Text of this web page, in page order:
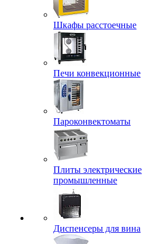
Шкафы расстоечные
Печи конвекционные
Пароконвектоматы
Плиты электрические
промышленные
Диспенсеры для вина